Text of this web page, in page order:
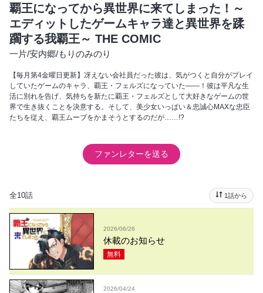
覇王になってから異世界に来てしまった！～
エディットしたゲームキャラ達と異世界を蹂
躙する我覇王～ THE COMIC
一片/安内郷/もりのみのり
【毎月第4金曜日更新】冴えない会社員だった彼は、気がつくと自分がプレイ
していたゲームのキャラ、覇王・フェルズになっていた――！彼は平凡な生
活に別れを告げ、気持ちを新たに覇王・フェルズとして大好きなゲームの世
界で生き抜くことを決意する。そして、美少女いっぱい＆忠誠心MAXな忠臣
たちを従え、覇王ムーブをかまそうとするのだが……!?
ファンレターを送る
全10話 1話から
2026/06/26
休載のお知らせ
無料
2026/04/24